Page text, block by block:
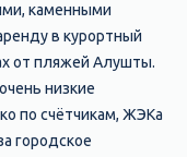
каменными
в курортный
от пляжей Алушты.
низкие
по счётчикам, ЖЭКа
городское